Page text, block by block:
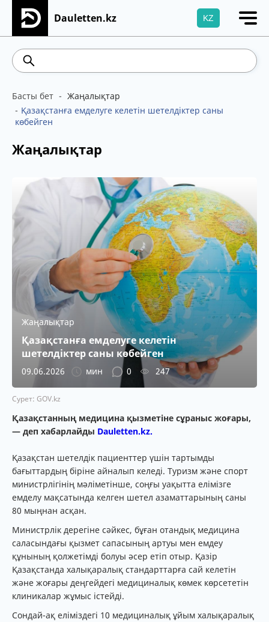
Dauletten.kz KZ
Сіздің өтінішіңіз сәтті жіберілді, Рақмет!
Басты бет
Жаңалықтар
Қазақстанға емделуге келетін шетелдіктер саны
көбейген
Жаңалықтар
Жаңалықтар
Қазақстанға емделуге келетін
шетелдіктер саны көбейген
09.06.2026 мин 0 247
Сурет: GOV.kz
Қазақстанның медицина қызметіне сұраныс жоғары,
— деп хабарлайды Dauletten.kz.
Қазақстан шетелдік пациенттер үшін тартымды
бағыттардың біріне айналып келеді. Туризм және спорт
министрлігінің мәліметінше, соңғы уақытта елімізге
емделу мақсатында келген шетел азаматтарының саны
80 мыңнан асқан.
Министрлік дерегіне сәйкес, бұған отандық медицина
саласындағы қызмет сапасының артуы мен емдеу
құнының қолжетімді болуы әсер етіп отыр. Қазір
Қазақстанда халықаралық стандарттарға сай келетін
және жоғары деңгейдегі медициналық көмек көрсететін
клиникалар жұмыс істейді.
Сондай-ақ еліміздегі 10 медициналық ұйым халықаралық